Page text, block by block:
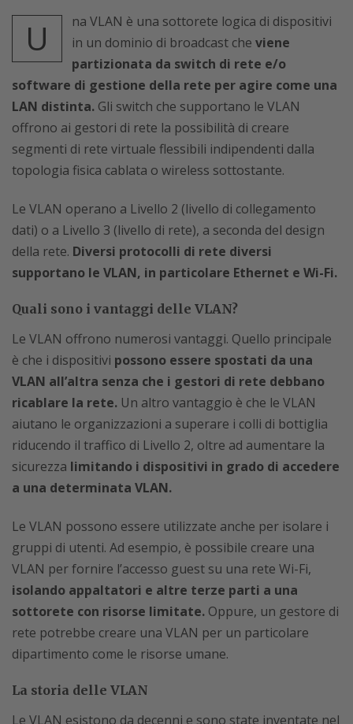
U
na VLAN è una sottorete logica di dispositivi
in un dominio di broadcast che viene
partizionata da switch di rete e/o
software di gestione della rete per agire come una
LAN distinta. Gli switch che supportano le VLAN
offrono ai gestori di rete la possibilità di creare
segmenti di rete virtuale flessibili indipendenti dalla
topologia fisica cablata o wireless sottostante.
Le VLAN operano a Livello 2 (livello di collegamento
dati) o a Livello 3 (livello di rete), a seconda del design
della rete. Diversi protocolli di rete diversi
supportano le VLAN, in particolare Ethernet e Wi-Fi.
Quali sono i vantaggi delle VLAN?
Le VLAN offrono numerosi vantaggi. Quello principale
è che i dispositivi possono essere spostati da una
VLAN all’altra senza che i gestori di rete debbano
ricablare la rete. Un altro vantaggio è che le VLAN
aiutano le organizzazioni a superare i colli di bottiglia
riducendo il traffico di Livello 2, oltre ad aumentare la
sicurezza limitando i dispositivi in grado di accedere
a una determinata VLAN.
Le VLAN possono essere utilizzate anche per isolare i
gruppi di utenti. Ad esempio, è possibile creare una
VLAN per fornire l’accesso guest su una rete Wi-Fi,
isolando appaltatori e altre terze parti a una
sottorete con risorse limitate. Oppure, un gestore di
rete potrebbe creare una VLAN per un particolare
dipartimento come le risorse umane.
La storia delle VLAN
Le VLAN esistono da decenni e sono state inventate nel